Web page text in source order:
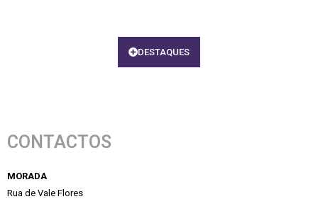
DESTAQUES
CONTACTOS
MORADA
Rua de Vale Flores